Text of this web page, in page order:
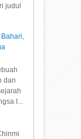
judul
dan
I...